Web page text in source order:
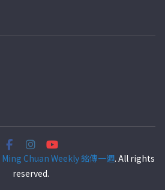
Ming Chuan Weekly 銘傳一週. All rights
reserved.